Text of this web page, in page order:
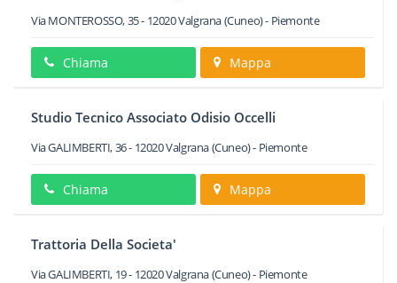
Via MONTEROSSO, 35- 12020Valgrana(Cuneo) - Piemonte
Chiama Mappa
Studio Tecnico Associato Odisio Occelli
Via GALIMBERTI, 36- 12020Valgrana(Cuneo) - Piemonte
Chiama Mappa
Trattoria Della Societa'
Via GALIMBERTI, 19- 12020Valgrana(Cuneo) - Piemonte